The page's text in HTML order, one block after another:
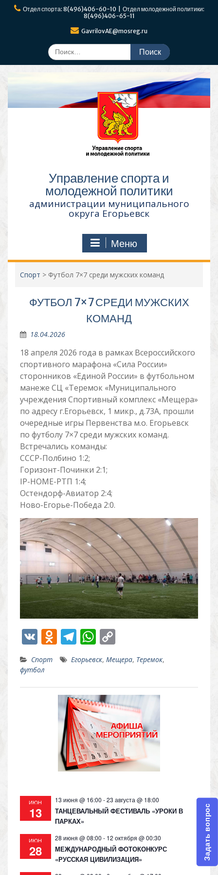
ПерейтиОтдел спорта: 8(496)406-60-10 | Отдел молодежной политики:
8(496)406-65-11
GavrilovAE@mosreg.ru
Поиск
по:
Управление спорта и
молодежной политики
администрации муниципального
округа Егорьевск
Меню
Спорт > Футбол 7×7 среди мужских команд
ФУТБОЛ 7×7 СРЕДИ МУЖСКИХ
КОМАНД
18.04.2026
18 апреля 2026 года в рамках Всероссийского
спортивного марафона «Сила России»
сторонников «Единой России» в футбольном
манеже СЦ «Теремок «Муниципального
учреждения Спортивный комплекс «Мещера»
по адресу г.Егорьевск, 1 микр., д.73А, прошли
очередные игры Первенства м.о. Егорьевск
по футболу 7×7 среди мужских команд.
Встречались команды:
СССР-Полбино 1:2;
Горизонт-Починки 2:1;
IP-HOME-РТП 1:4;
Остендорф-Авиатор 2:4;
Ново-Егорье-Победа 2:0.
V O
d
n
o
kl
as
s
ni
ki
T
e
gr
a
m
W
at
s
A
p
p
C
p
y
Li
n
k
Спорт Егорьевск, Мещера, Теремок,
футбол
ИЮН
13
13 июня @ 16:00 -23 августа @ 18:00
ТАНЦЕВАЛЬНЫЙ ФЕСТИВАЛЬ «УРОКИ В
ПАРКАХ»
ИЮН
28
28 июня @ 08:00 - 12 октября @ 00:30
МЕЖДУНАРОДНЫЙ ФОТОКОНКУРС
«РУССКАЯ ЦИВИЛИЗАЦИЯ»
Задать вопрос